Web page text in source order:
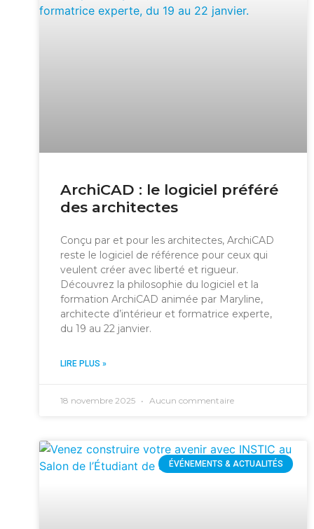
ArchiCAD : le logiciel préféré
des architectes
Conçu par et pour les architectes, ArchiCAD
reste le logiciel de référence pour ceux qui
veulent créer avec liberté et rigueur.
Découvrez la philosophie du logiciel et la
formation ArchiCAD animée par Maryline,
architecte d’intérieur et formatrice experte,
du 19 au 22 janvier.
LIRE PLUS »
18 novembre 2025 Aucun commentaire
ÉVÉNEMENTS & ACTUALITÉS